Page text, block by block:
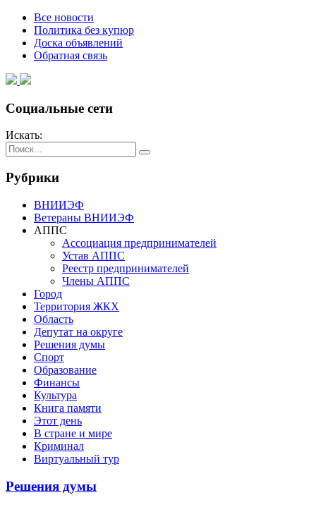
Все новости
Политика без купюр
Доска объявлений
Обратная связь
Социальные сети
Искать:
Рубрики
ВНИИЭФ
Ветераны ВНИИЭФ
АППС
Ассоциация предпринимателей
Устав АППС
Реестр предпринимателей
Члены АППС
Город
Территория ЖКХ
Область
Депутат на округе
Решения думы
Спорт
Образование
Финансы
Культура
Книга памяти
Этот день
В стране и мире
Криминал
Виртуальный тур
Решения думы